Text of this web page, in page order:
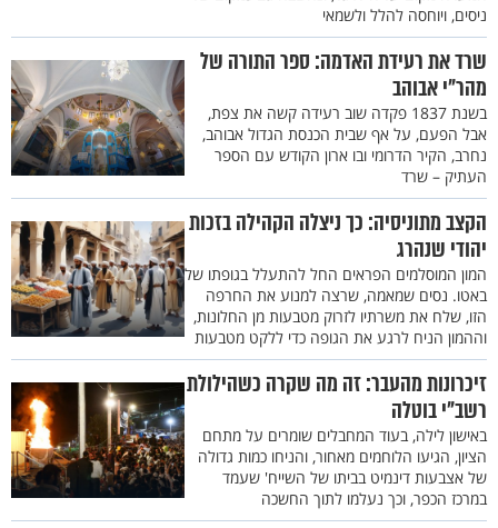
ניסים, ויוחסה להלל ולשמאי
שרד את רעידת האדמה: ספר התורה של
מהר"י אבוהב
בשנת 1837 פקדה שוב רעידה קשה את צפת,
אבל הפעם, על אף שבית הכנסת הגדול אבוהב,
נחרב, הקיר הדרומי ובו ארון הקודש עם הספר
העתיק – שרד
הקצב מתוניסיה: כך ניצלה הקהילה בזכות
יהודי שנהרג
המון המוסלמים הפראים החל להתעלל בגופתו של
באטו. נסים שמאמה, שרצה למנוע את החרפה
הזו, שלח את משרתיו לזרוק מטבעות מן החלונות,
וההמון הניח לרגע את הגופה כדי ללקט מטבעות
זיכרונות מהעבר: זה מה שקרה כשהילולת
רשב"י בוטלה
באישון לילה, בעוד המחבלים שומרים על מתחם
הציון, הגיעו הלוחמים מאחור, והניחו כמות גדולה
של אצבעות דינמיט בביתו של השייח' שעמד
במרכז הכפר, וכך נעלמו לתוך החשכה